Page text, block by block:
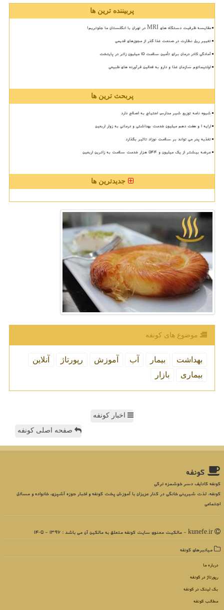
پربیننده ترین ها
مقایسه ظرفیت دستگاه های MRI در تهران با انگلستان ما جلوتریم!
تغییر ریل نظارت در صنعت غذا گذر از مجوزهای قدیمی
آمادگی کادر درمان برای تأمین سلامت 15 میلیون زائر در پایتخت
اولتیماتوم سازمان غذا و دارو به فعالین فرآورده های طبیعی
پربحث ترین ها
شیوه نامه توزیع شیر مدارس احتیاج به اصلاح دارد
ارایه ۱ و هفت دهم میلیون خدمت بهداشتی و درمانی به زوار اربعین
تغذیه پدر می تواند بر سلامت نوزاد تاثیر بگذارد
عرضه بیشتر از یک میلیون و ۵۴۴ هزار خدمت سلامت به زائرین اربعین
جدیدترین ها
موضوع های كونفه
بهداشت بیمار آب آموزش رپورتاژ
آنلاین
بیماری
بازار
اخبار کونفه
صفحه اصلی کونفه
كونفه
کونفه کادایف دسر خوشمزه ترکی
کونفه، لذت شیرینی خانگی در کنار عزیزان با آموزش پخت کونفه و اخبار حوزه آشپزی، خانواده و مسائل
اجتماعی
میانبرهای كونفه
درباره ما
رپورتاژ در كونفه
بک لینک در كونفه
مطالب كونفه